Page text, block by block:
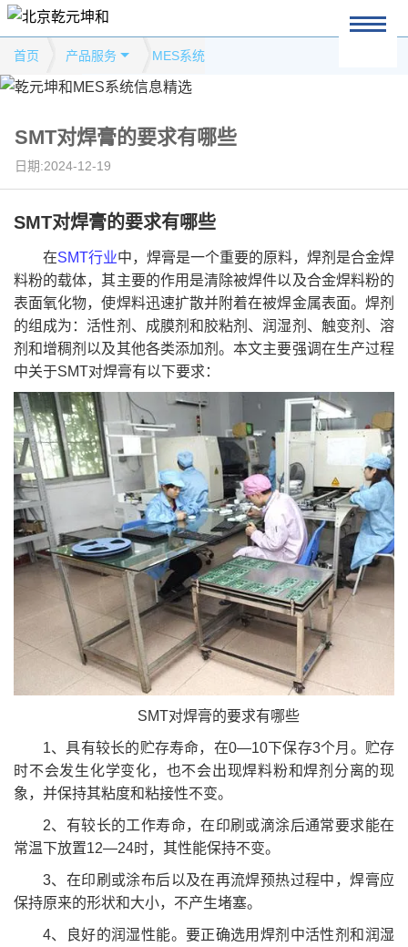
首页 产品服务 MES系统
SMT对焊膏的要求有哪些
日期:2024-12-19
SMT对焊膏的要求有哪些
在SMT行业中，焊膏是一个重要的原料，焊剂是合金焊
料粉的载体，其主要的作用是清除被焊件以及合金焊料粉的
表面氧化物，使焊料迅速扩散并附着在被焊金属表面。焊剂
的组成为：活性剂、成膜剂和胶粘剂、润湿剂、触变剂、溶
剂和增稠剂以及其他各类添加剂。本文主要强调在生产过程
中关于SMT对焊膏有以下要求：
SMT对焊膏的要求有哪些
1、具有较长的贮存寿命，在0—10下保存3个月。贮存
时不会发生化学变化，也不会出现焊料粉和焊剂分离的现
象，并保持其粘度和粘接性不变。
2、有较长的工作寿命，在印刷或滴涂后通常要求能在
常温下放置12—24时，其性能保持不变。
3、在印刷或涂布后以及在再流焊预热过程中，焊膏应
保持原来的形状和大小，不产生堵塞。
4、良好的润湿性能。要正确选用焊剂中活性剂和润湿